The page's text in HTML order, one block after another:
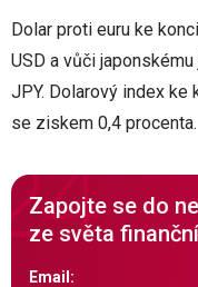
Dolar proti euru ke
USD a vůči
JPY. Dolarový index ke
se ziskem 0,4 procenta.
Zapojte se do
ze světa
Email: